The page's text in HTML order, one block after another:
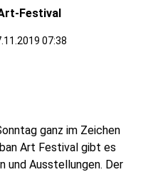
Festival
07:38
ganz im Zeichen
Art Festival gibt es
und Ausstellungen. Der